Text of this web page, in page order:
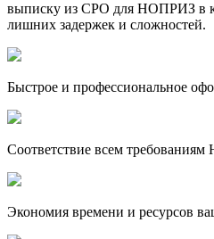
выписку из СРО для НОПРИЗ в
лишних задержек и сложностей.
Быстрое и профессиональное
Соответствие всем
Экономия времени и ресурсов